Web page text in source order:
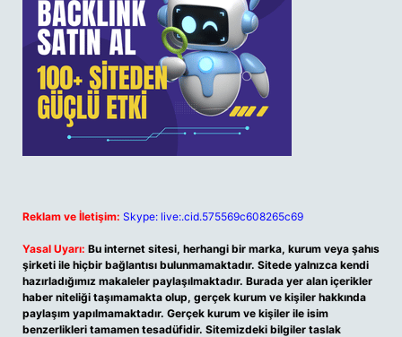
Reklam ve İletişim: Skype: live:.cid.575569c608265c69
Yasal Uyarı: Bu internet sitesi, herhangi bir marka, kurum veya şahıs
şirketi ile hiçbir bağlantısı bulunmamaktadır. Sitede yalnızca kendi
hazırladığımız makaleler paylaşılmaktadır. Burada yer alan içerikler
haber niteliği taşımamakta olup, gerçek kurum ve kişiler hakkında
paylaşım yapılmamaktadır. Gerçek kurum ve kişiler ile isim
benzerlikleri tamamen tesadüfidir. Sitemizdeki bilgiler taslak